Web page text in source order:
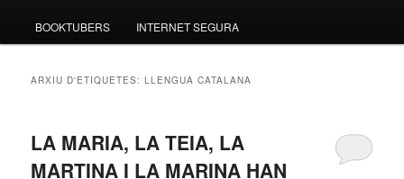
BOOKTUBERS INTERNET SEGURA
ARXIU D'ETIQUETES:LLENGUA CATALANA
LA MARIA, LA TEIA, LA
MARTINA I LA MARINA HAN